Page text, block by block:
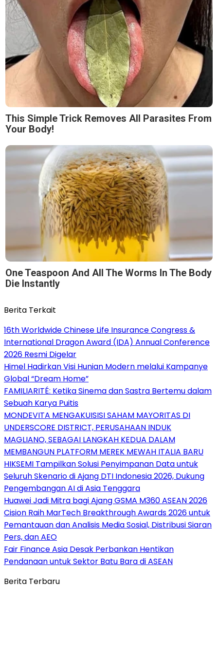
This Simple Trick Removes All Parasites From
Your Body!
One Teaspoon And All The Worms In The Body
Die Instantly
Berita Terkait
16th Worldwide Chinese Life Insurance Congress &
International Dragon Award (IDA) Annual Conference
2026 Resmi Digelar
Himel Hadirkan Visi Hunian Modern melalui Kampanye
Global “Dream Home”
FAMILIARITÉ: Ketika Sinema dan Sastra Bertemu dalam
Sebuah Karya Puitis
MONDEVITA MENGAKUISISI SAHAM MAYORITAS DI
UNDERSCORE DISTRICT, PERUSAHAAN INDUK
MAGLIANO, SEBAGAI LANGKAH KEDUA DALAM
MEMBANGUN PLATFORM MEREK MEWAH ITALIA BARU
HIKSEMI Tampilkan Solusi Penyimpanan Data untuk
Seluruh Skenario di Ajang DTI Indonesia 2026, Dukung
Pengembangan AI di Asia Tenggara
Huawei Jadi Mitra bagi Ajang GSMA M360 ASEAN 2026
Cision Raih MarTech Breakthrough Awards 2026 untuk
Pemantauan dan Analisis Media Sosial, Distribusi Siaran
Pers, dan AEO
Fair Finance Asia Desak Perbankan Hentikan
Pendanaan untuk Sektor Batu Bara di ASEAN
Berita Terbaru